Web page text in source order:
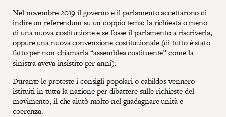
Nel novembre 2019 il governo e il parlamento accettarono di
indire un referendum su un doppio tema: la richiesta o meno
di una nuova costituzione e se fosse il parlamento a riscriverla,
oppure una nuova convenzione costituzionale (di tutto è stato
fatto per non chiamarla “assemblea costituente” come la
sinistra aveva insistito per anni).
Durante le proteste i consigli popolari o cabildos vennero
istituiti in tutta la nazione per dibattere sulle richieste del
movimento, il che aiutò molto nel guadagnare unità e
coerenza.